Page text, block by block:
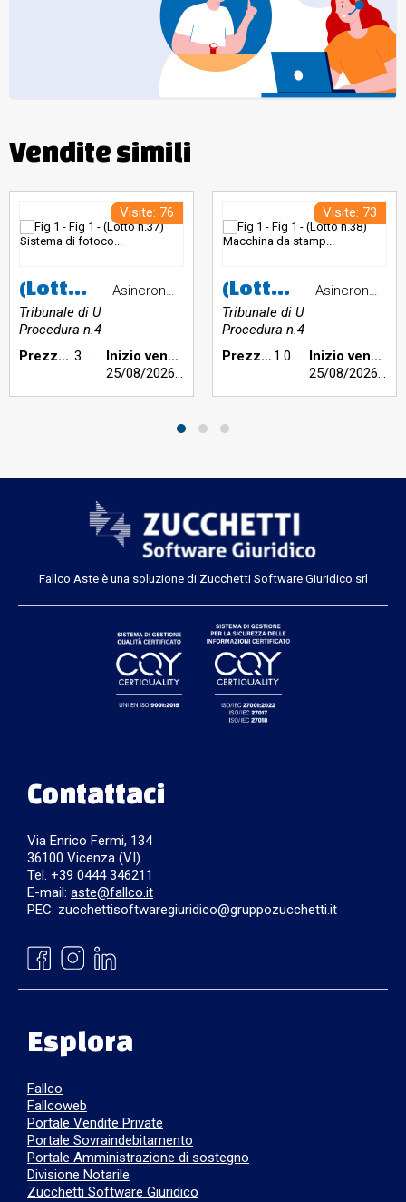
Vendite simili
Visite: 76
(Lotto n.37) Sistema di fotocomposizione professionale vintage Itek Quadritek 1200
Tribunale di Udine
Procedura n.44/2025
Asincrona telematica
Prezzo base €: 350,00
Inizio vendita:
25/08/2026h 12:00
Visite: 73
(Lotto n.38) Macchina da stampa storica
Tribunale di Udine
Procedura n.44/2025
Asincrona telematica
Prezzo base €: 1.050,00
Inizio vendita:
25/08/2026h
Fallco Aste è una soluzione di Zucchetti Software Giuridico srl
Contattaci
Via Enrico Fermi, 134
36100 Vicenza (VI)
Tel. +39 0444 346211
E-mail: aste@fallco.it
PEC: zucchettisoftwaregiuridico@gruppozucchetti.it
Esplora
Fallco
Fallcoweb
Portale Vendite Private
Portale Sovraindebitamento
Portale Amministrazione di sostegno
Divisione Notarile
Zucchetti Software Giuridico